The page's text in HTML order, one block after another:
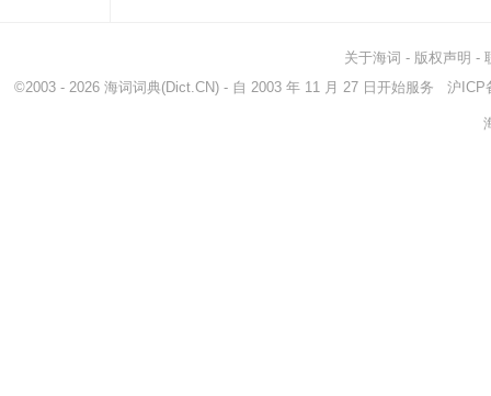
关于海词 - 版权声明 -
©2003 - 2026 海词词典(Dict.CN) - 自 2003 年 11 月 27 日开始服务 沪ICP